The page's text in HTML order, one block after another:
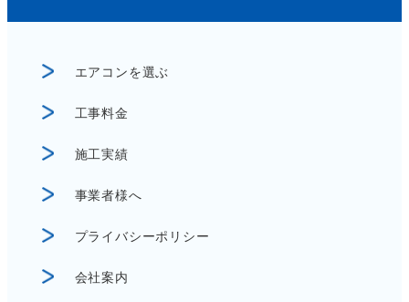
エアコンを選ぶ
工事料金
施工実績
事業者様へ
プライバシーポリシー
会社案内